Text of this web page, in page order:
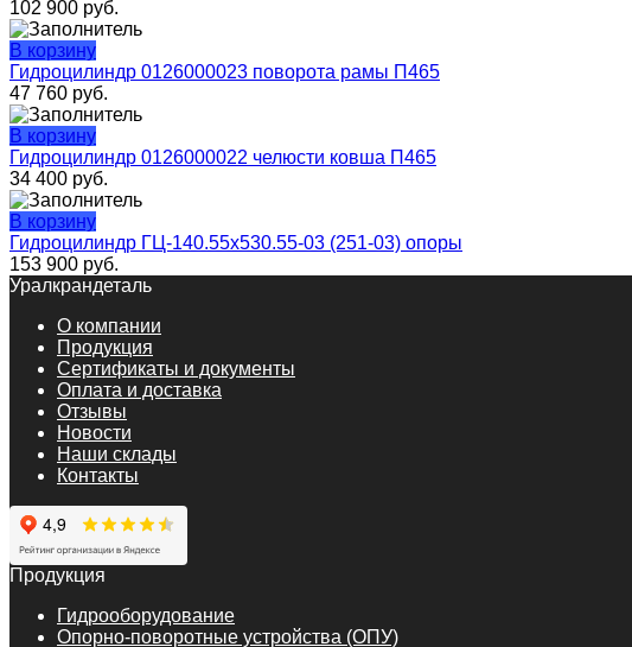
102 900 руб.
В корзину
Гидроцилиндр 0126000023 поворота рамы П465
47 760 руб.
В корзину
Гидроцилиндр 0126000022 челюсти ковша П465
34 400 руб.
В корзину
Гидроцилиндр ГЦ-140.55х530.55-03 (251-03) опоры
153 900 руб.
Уралкрандеталь
О компании
Продукция
Сертификаты и документы
Оплата и доставка
Отзывы
Новости
Наши склады
Контакты
Продукция
Гидрооборудование
Опорно-поворотные устройства (ОПУ)